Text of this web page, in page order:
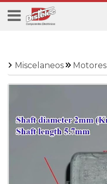
Miscelaneos Motores